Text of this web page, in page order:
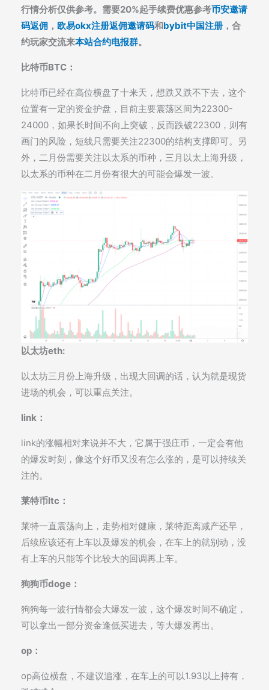
行情分析仅供参考。需要20%起手续费优惠参考币安邀请
码返佣 ， 欧易okx注册返佣邀请码和bybit中国注册 ，合
约玩家交流来本站合约电报群。
比特币BTC：
比特币已经在高位横盘了十来天，想跌又跌不下去，这个
位置有一定的资金护盘，目前主要震荡区间为22300-
24000，如果长时间不向上突破，反而跌破22300，则有
画门的风险，短线只需要关注22300的结构支撑即可。另
外，二月份需要关注以太系的币种，三月以太上海升级，
以太系的币种在二月份有很大的可能会爆发一波。
以太坊eth:
以太坊三月份上海升级，出现大回调的话，认为就是现货
进场的机会，可以重点关注。
link：
link的涨幅相对来说并不大，它属于强庄币，一定会有他
的爆发时刻，像这个好币又没有怎么涨的，是可以持续关
注的。
莱特币ltc：
莱特一直震荡向上，走势相对健康，莱特距离减产还早，
后续应该还有上车以及爆发的机会，在车上的就别动，没
有上车的只能等个比较大的回调再上车。
狗狗币doge：
狗狗每一波行情都会大爆发一波，这个爆发时间不确定，
可以拿出一部分资金逢低买进去，等大爆发再出。
op：
op高位横盘，不建议追涨，在车上的可以1.93以上持有，